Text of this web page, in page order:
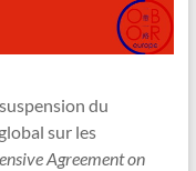
du
sur les
Agreement on